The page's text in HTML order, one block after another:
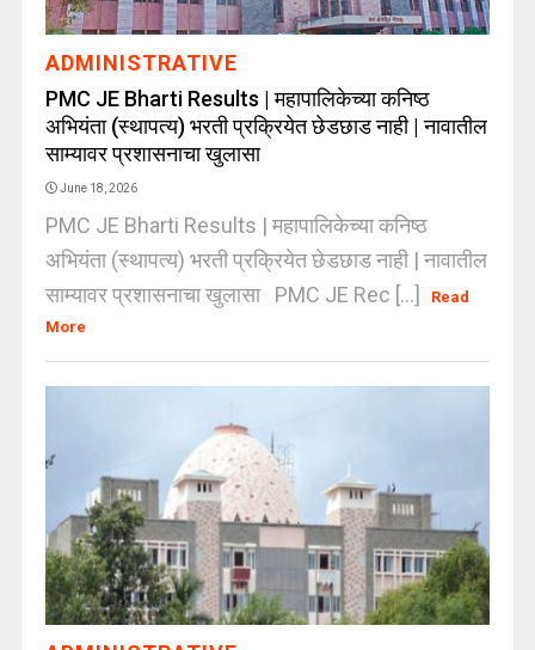
ADMINISTRATIVE
PMC JE Bharti Results | महापालिकेच्या कनिष्ठ
अभियंता (स्थापत्य) भरती प्रक्रियेत छेडछाड नाही | नावातील
साम्यावर प्रशासनाचा खुलासा
June 18, 2026
PMC JE Bharti Results | महापालिकेच्या कनिष्ठ
अभियंता (स्थापत्य) भरती प्रक्रियेत छेडछाड नाही | नावातील
साम्यावर प्रशासनाचा खुलासा PMC JE Rec [...]
Read
More